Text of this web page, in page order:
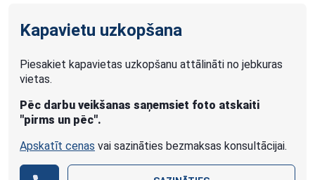
Kapavietu uzkopšana
Piesakiet kapavietas uzkopšanu attālināti no jebkuras
vietas.
Pēc darbu veikšanas saņemsiet foto atskaiti
"pirms un pēc".
Apskatīt cenas vai sazināties bezmaksas konsultācijai.